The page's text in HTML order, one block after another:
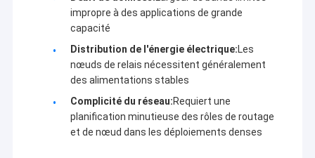
impropre à des applications de grande
capacité
Distribution de l'énergie électrique:Les
nœuds de relais nécessitent généralement
des alimentations stables
Complicité du réseau:Requiert une
planification minutieuse des rôles de routage
et de nœud dans les déploiements denses